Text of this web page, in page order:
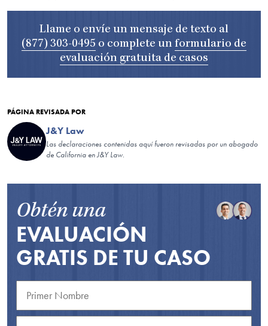
Llame o envíe un mensaje de texto al
(877) 303-0495 o complete un formulario de
evaluación gratuita de casos
PÁGINA REVISADA POR
J&Y Law
Las declaraciones contenidas aquí fueron revisadas por un abogado
de California en J&Y Law.
Obtén una
EVALUACIÓN
GRATIS DE TU CASO